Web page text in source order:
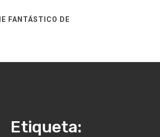
FANTÁSTICO DE
Etiqueta: